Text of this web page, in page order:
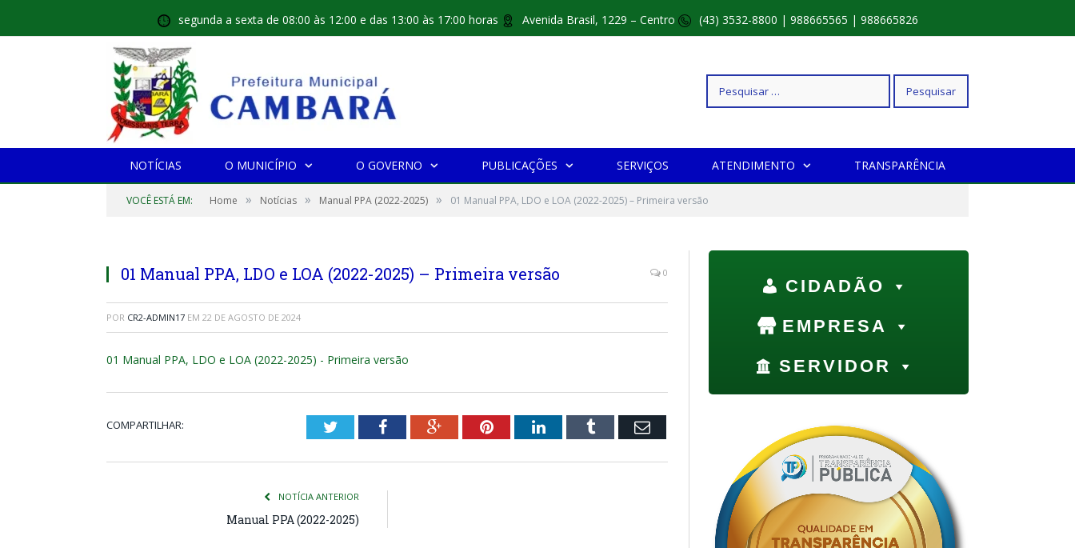
segunda a sexta de 08:00 às 12:00 e das 13:00 às 17:00 horas Avenida Brasil, 1229 – Centro (43) 3532-8800 | 988665565 | 988665826
Pesquisar
por:
NOTÍCIAS O MUNICÍPIO O GOVERNO PUBLICAÇÕES SERVIÇOS ATENDIMENTO TRANSPARÊNCIA
VOCÊ ESTÁ EM: Home » Notícias » Manual PPA (2022-2025) » 01 Manual PPA, LDO e LOA (2022-2025) – Primeira versão
01 Manual PPA, LDO e LOA (2022-2025) – Primeira versão 0
POR CR2-ADMIN17 EM 22 DE AGOSTO DE 2024
01 Manual PPA, LDO e LOA (2022-2025) - Primeira versão
COMPARTILHAR: TwitterFacebookGoogle+PinterestLinkedInTumblr Email
NOTÍCIA ANTERIOR
Manual PPA (2022-2025)
CIDADÃO
EMPRESA
SERVIDOR